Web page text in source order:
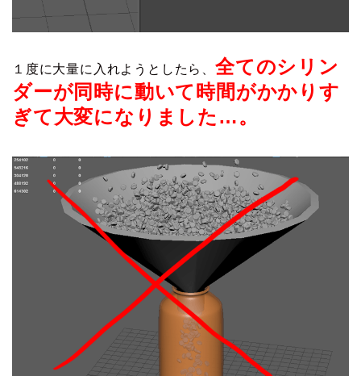
１度に大量に入れようとしたら、 全てのシリン
ダーが同時に動いて時間がかかりす
ぎて大変になりました…。